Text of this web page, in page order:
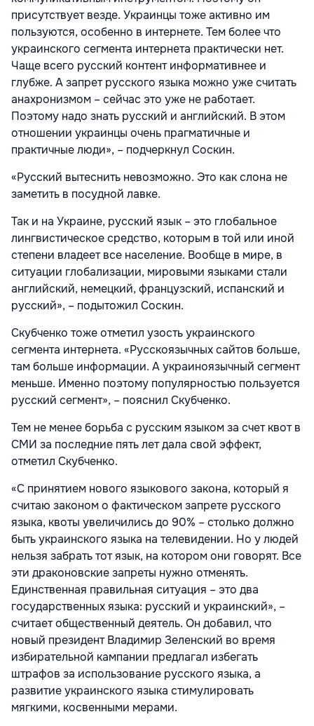
присутствует везде. Украинцы тоже активно им
пользуются, особенно в интернете. Тем более что
украинского сегмента интернета практически нет.
Чаще всего русский контент информативнее и
глубже. А запрет русского языка можно уже считать
анахронизмом – сейчас это уже не работает.
Поэтому надо знать русский и английский. В этом
отношении украинцы очень прагматичные и
практичные люди», – подчеркнул Соскин.
«Русский вытеснить невозможно. Это как слона не
заметить в посудной лавке.
Так и на Украине, русский язык – это глобальное
лингвистическое средство, которым в той или иной
степени владеет все население. Вообще в мире, в
ситуации глобализации, мировыми языками стали
английский, немецкий, французский, испанский и
русский», – подытожил Соскин.
Скубченко тоже отметил узость украинского
сегмента интернета. «Русскоязычных сайтов больше,
там больше информации. А украиноязычный сегмент
меньше. Именно поэтому популярностью пользуется
русский сегмент», – пояснил Скубченко.
Тем не менее борьба с русским языком за счет квот в
СМИ за последние пять лет дала свой эффект,
отметил Скубченко.
«С принятием нового языкового закона, который я
считаю законом о фактическом запрете русского
языка, квоты увеличились до 90% – столько должно
быть украинского языка на телевидении. Но у людей
нельзя забрать тот язык, на котором они говорят. Все
эти драконовские запреты нужно отменять.
Единственная правильная ситуация – это два
государственных языка: русский и украинский», –
считает общественный деятель. Он добавил, что
новый президент Владимир Зеленский во время
избирательной кампании предлагал избегать
штрафов за использование русского языка, а
развитие украинского языка стимулировать
мягкими, косвенными мерами.